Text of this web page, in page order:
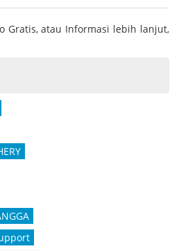
Gratis, atau Informasi lebih lanjut,